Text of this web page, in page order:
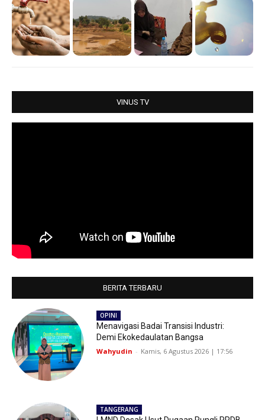
a
t
s
c
e
b
t
t
r
e
VINUS TV
BERITA TERBARU
OPINI
Menavigasi Badai Transisi Industri:
Demi Ekokedaulatan Bangsa
Wahyudin - Kamis, 6 Agustus 2026 | 17:56
TANGERANG